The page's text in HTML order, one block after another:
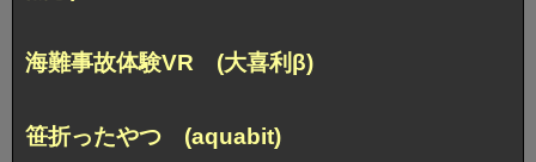
海難事故体験VR (大喜利β)
笹折ったやつ (aquabit)